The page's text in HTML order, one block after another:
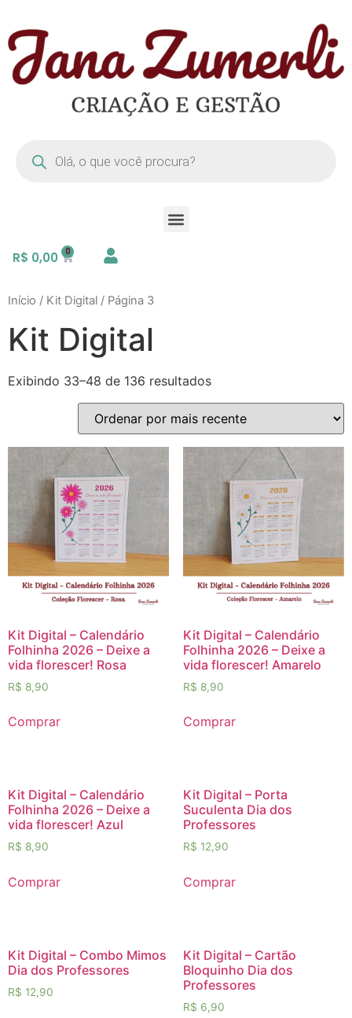
R$ 0,00
Início / Kit Digital / Página 3
Kit Digital
Exibindo 33–48 de 136 resultados
Kit Digital – Calendário
Folhinha 2026 – Deixe a
vida florescer! Rosa
R$ 8,90
Comprar
Kit Digital – Calendário
Folhinha 2026 – Deixe a
vida florescer! Amarelo
R$ 8,90
Comprar
Kit Digital – Calendário
Folhinha 2026 – Deixe a
vida florescer! Azul
R$ 8,90
Comprar
Kit Digital – Porta
Suculenta Dia dos
Professores
R$ 12,90
Comprar
Kit Digital – Combo Mimos
Dia dos Professores
R$ 12,90
Kit Digital – Cartão
Bloquinho Dia dos
Professores
R$ 6,90